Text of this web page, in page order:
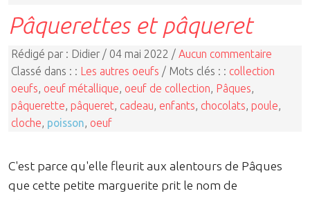
Pâquerettes et pâqueret
Rédigé par : Didier / 04 mai 2022 / Aucun commentaire
Classé dans : : Les autres oeufs / Mots clés : : collection
oeufs oeuf métallique oeuf de collection Pâques
pâquerette pâqueret cadeau enfants chocolats poule
cloche poisson oeuf
C'est parce qu'elle fleurit aux alentours de Pâques
que cette petite marguerite prit le nom de